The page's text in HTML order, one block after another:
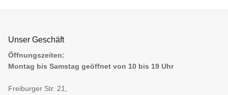
Unser Geschäft
Öffnungszeiten:
Montag bis Samstag geöffnet von 10 bis 19 Uhr
Freiburger Str. 21,